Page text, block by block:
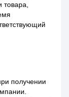
товара,
получении